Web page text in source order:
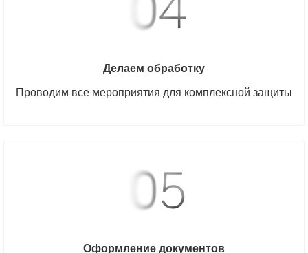
Делаем обработку
Проводим все мероприятия для комплексной защиты
Оформление документов